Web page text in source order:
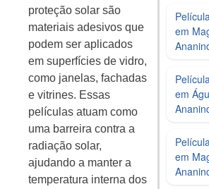
proteção solar são
materiais adesivos que
podem ser aplicados
em superfícies de vidro,
como janelas, fachadas
e vitrines. Essas
películas atuam como
uma barreira contra a
radiação solar,
ajudando a manter a
temperatura interna dos
em
em
em